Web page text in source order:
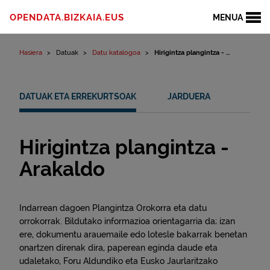
MENUA
OPENDATA.BIZKAIA.EUS
Hasiera Datuak Datu katalogoa Hirigintza plangintza - ...
DATUAK ETA ERREKURTSOAK JARDUERA
Hirigintza plangintza -
Arakaldo
Indarrean dagoen Plangintza Orokorra eta datu
orrokorrak. Bildutako informazioa orientagarria da; izan
ere, dokumentu arauemaile edo lotesle bakarrak benetan
onartzen direnak dira, paperean eginda daude eta
udaletako, Foru Aldundiko eta Eusko Jaurlaritzako